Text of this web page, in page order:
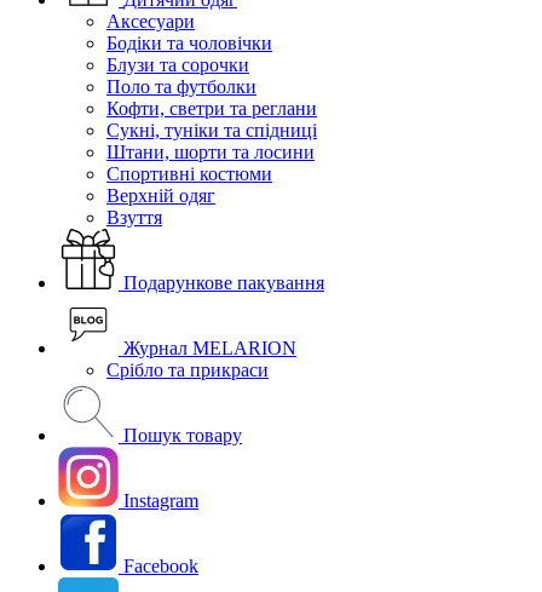
Аксесуари
Бодіки та чоловічки
Блузи та сорочки
Поло та футболки
Кофти, светри та реглани
Сукні, туніки та спідниці
Штани, шорти та лосини
Спортивні костюми
Верхній одяг
Взуття
Подарункове пакування
Журнал MELARION
Срібло та прикраси
Пошук товару
Instagram
Facebook